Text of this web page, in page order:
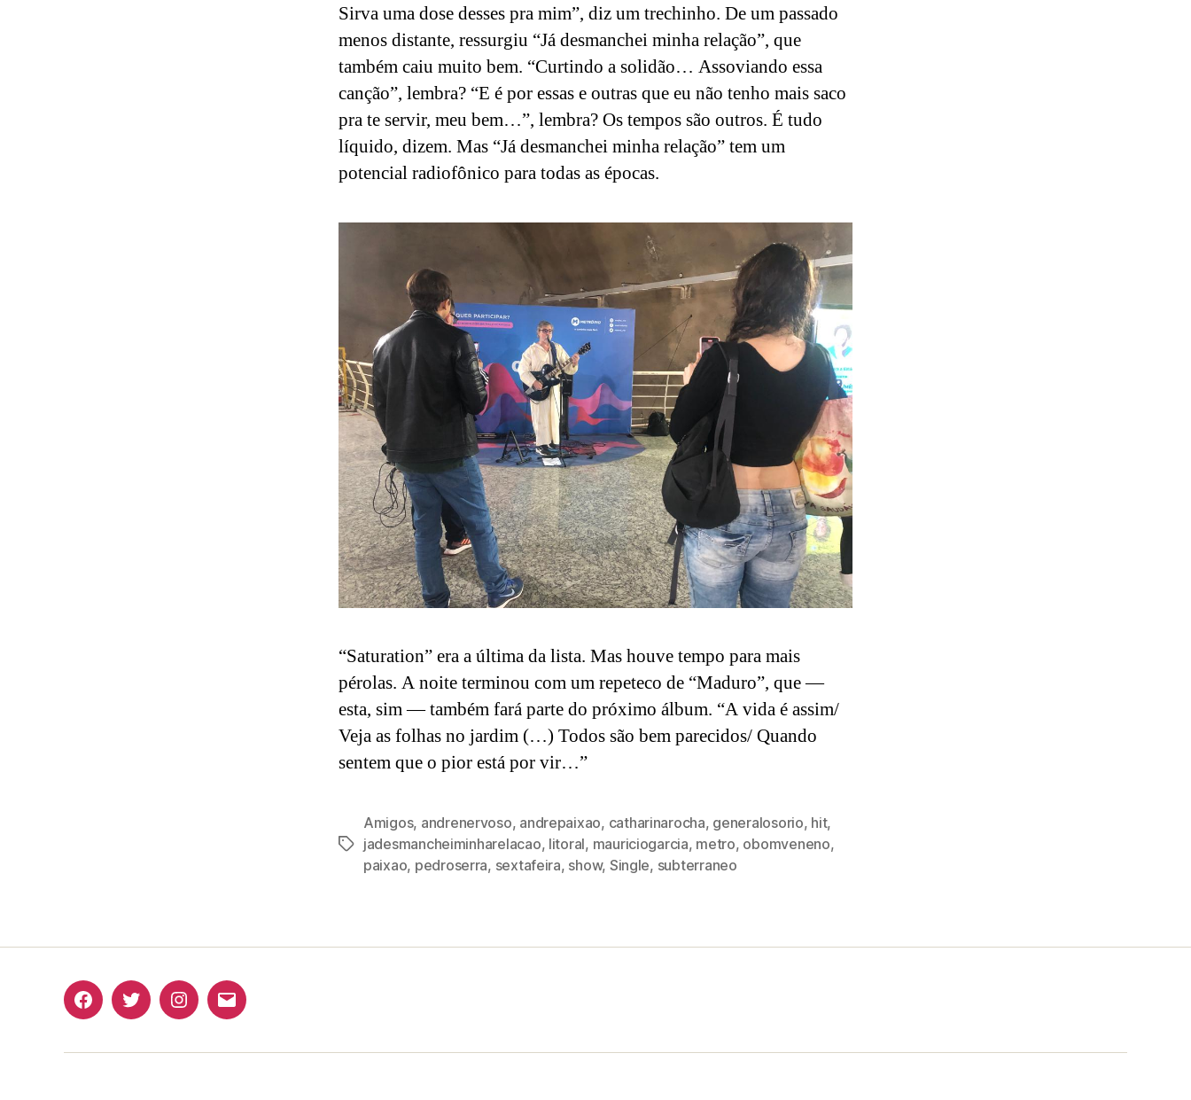
Sirva uma dose desses pra mim”, diz um trechinho. De um passado
menos distante, ressurgiu “Já desmanchei minha relação”, que
também caiu muito bem. “Curtindo a solidão… Assoviando essa
canção”, lembra? “E é por essas e outras que eu não tenho mais saco
pra te servir, meu bem…”, lembra? Os tempos são outros. É tudo
líquido, dizem. Mas “Já desmanchei minha relação” tem um
potencial radiofônico para todas as épocas.
“Saturation” era a última da lista. Mas houve tempo para mais
pérolas. A noite terminou com um repeteco de “Maduro”, que —
esta, sim — também fará parte do próximo álbum. “A vida é assim/
Veja as folhas no jardim (…) Todos são bem parecidos/ Quando
sentem que o pior está por vir…”
Tags
Amigos, andrenervoso, andrepaixao, catharinarocha, generalosorio, hit,
jadesmancheiminharelacao, litoral, mauriciogarcia, metro, obomveneno,
paixao, pedroserra, sextafeira, show, Single, subterraneo
FacebookTwitterInstagram
E-